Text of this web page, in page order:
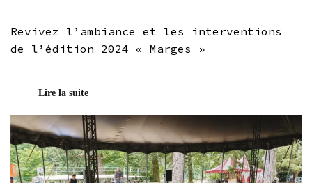
Revivez l’ambiance et les interventions
de l’édition 2024 « Marges »
Lire la suite